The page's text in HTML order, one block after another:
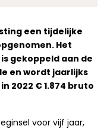
een tijdelijke
Het
gekoppeld aan de
en wordt jaarlijks
2022 € 1.874 bruto
voor vijf jaar,